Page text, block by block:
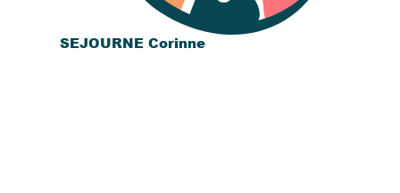
SEJOURNE Corinne